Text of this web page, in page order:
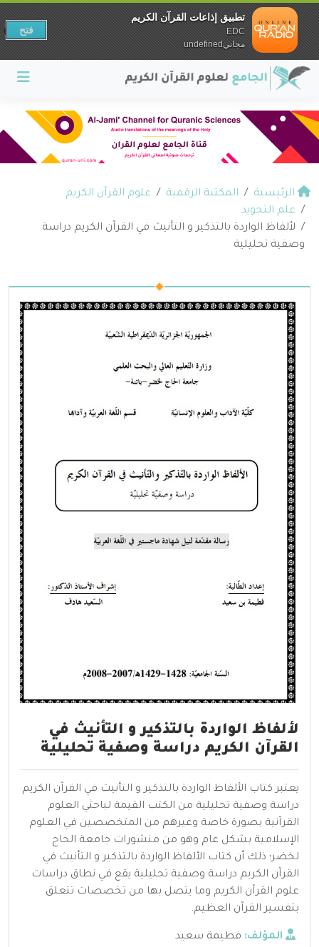
الرئيسية المكتبة الرقمية
علوم القرآن الكريم
علم التجويد
لألفاظ الواردة بالتذكير و التأنيث في القرآن الكريم دراسة
وصفية تحليلية
لألفاظ الواردة بالتذكير و التأنيث في
القرآن الكريم دراسة وصفية تحليلية
يعتبر كتاب الألفاظ الواردة بالتذكير و التأنيث في القرآن الكريم
دراسة وصفية تحليلية من الكتب القيمة لباحثي العلوم
القرآنية بصورة خاصة وغيرهم من المتخصصين في العلوم
الإسلامية بشكل عام وهو من منشورات جامعة الحاج
لخضر؛ ذلك أن كتاب الألفاظ الواردة بالتذكير و التأنيث في
القرآن الكريم دراسة وصفية تحليلية يقع في نطاق دراسات
علوم القرآن الكريم وما يتصل بها من تخصصات تتعلق
بتفسير القرآن العظيم.
المؤلف: فطيمة سعيد
تطبيق إذاعات القرآن الكريم
EDC
مجانيundefined
فتح